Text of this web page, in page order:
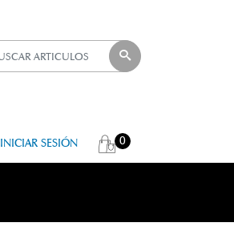
0
INICIAR SESIÓN